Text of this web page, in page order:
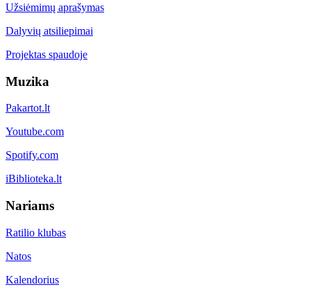
Užsiėmimų aprašymas
Dalyvių atsiliepimai
Projektas spaudoje
Muzika
Pakartot.lt
Youtube.com
Spotify.com
iBiblioteka.lt
Nariams
Ratilio klubas
Natos
Kalendorius